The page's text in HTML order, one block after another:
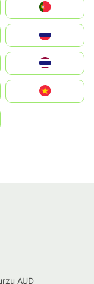
AUD